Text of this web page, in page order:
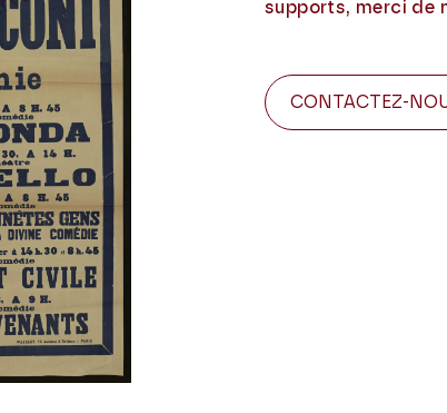
supports, merci de
CONTACTEZ-